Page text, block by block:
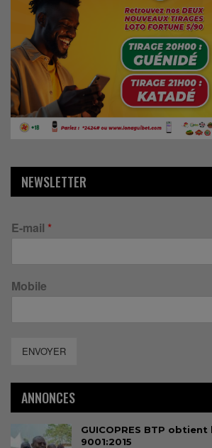
NEWSLETTER
E-mail *
Mobile
ENVOYER
ANNONCES
GUICOPRES BTP
9001:2015